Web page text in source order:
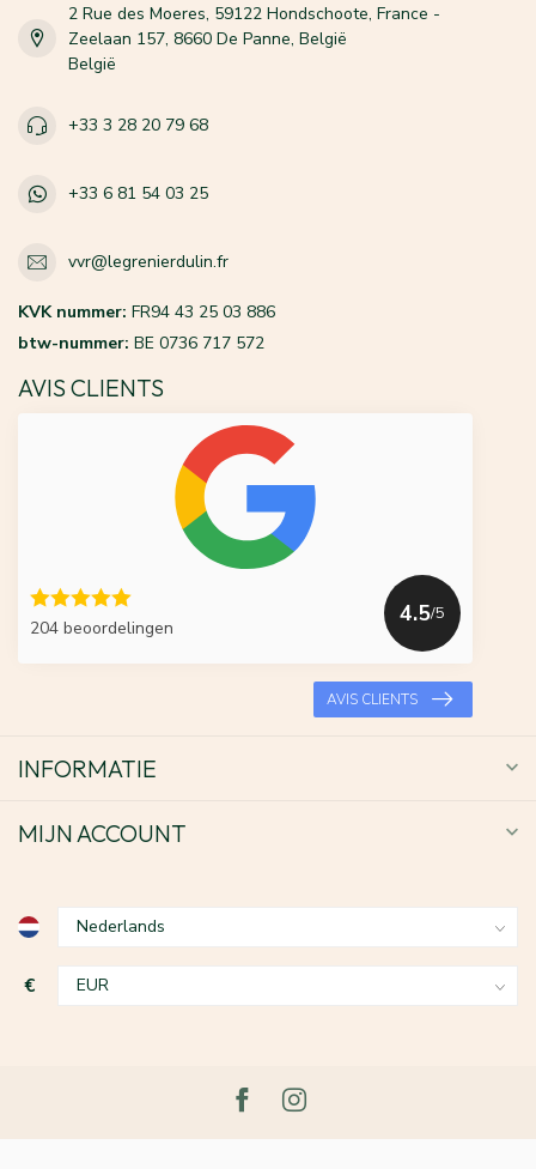
2 Rue des Moeres, 59122 Hondschoote, France -
Zeelaan 157, 8660 De Panne, België
België
+33 3 28 20 79 68
+33 6 81 54 03 25
vvr@legrenierdulin.fr
KVK nummer: FR94 43 25 03 886
btw-nummer: BE 0736 717 572
AVIS CLIENTS
204 beoordelingen
4.5/5
AVIS CLIENTS
INFORMATIE
MIJN ACCOUNT
€